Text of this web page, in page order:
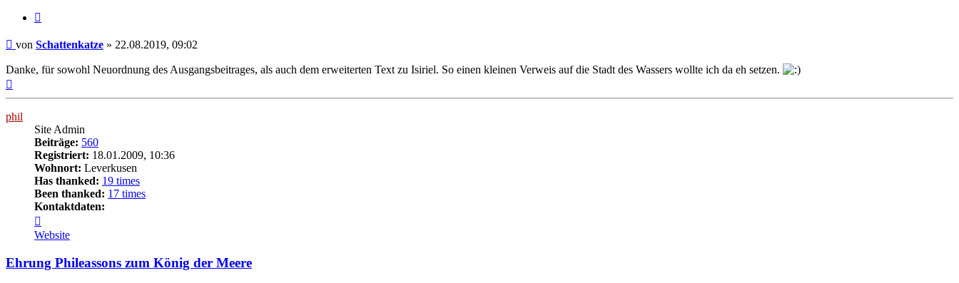
Beitrag
von Schattenkatze » 22.08.2019, 09:02
Danke, für sowohl Neuordnung des Ausgangsbeitrages, als auch dem erweiterten Text zu Isiriel. So einen kleinen Verweis auf die Stadt des Wassers wollte ich da eh setzen.
phil
Site Admin
Beiträge: 560
Registriert: 18.01.2009, 10:36
Wohnort: Leverkusen
Has thanked: 19 times
Been thanked: 17 times
Kontaktdaten:
von
phil
Website
Ehrung Phileassons zum König der Meere